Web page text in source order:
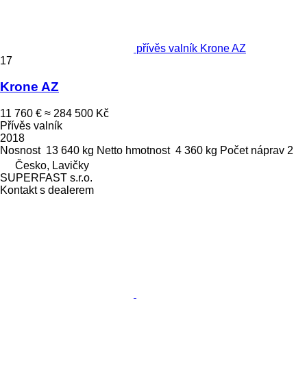
přívěs valník Krone AZ
17
Krone AZ
11 760 € ≈ 284 500 Kč
Přívěs valník
2018
Nosnost 13 640 kg Netto hmotnost 4 360 kg Počet náprav 2
Česko, Lavičky
SUPERFAST s.r.o.
Kontakt s dealerem